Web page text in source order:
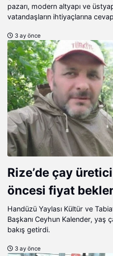
pazarı, modern altyapı ve
vatandaşların ihtiyaçlarına
3 ay önce
Rize’de çay
öncesi fiyat
getiriyor.
Handüzü Yaylası Kültür ve
Başkanı Ceyhun Kalender, yaş
bakış getirdi.
3 ay önce